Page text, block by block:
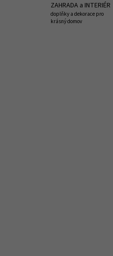
ZAHRADA a INTERIÉR
doplňky a dekorace pro
krásný domov